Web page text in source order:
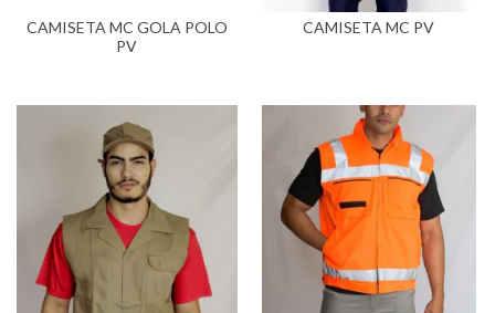
CAMISETA MC GOLA POLO
PV
CAMISETA MC PV